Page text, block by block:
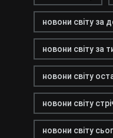
новони світу за
новони світу за
новони світу
новони світу
новони світу